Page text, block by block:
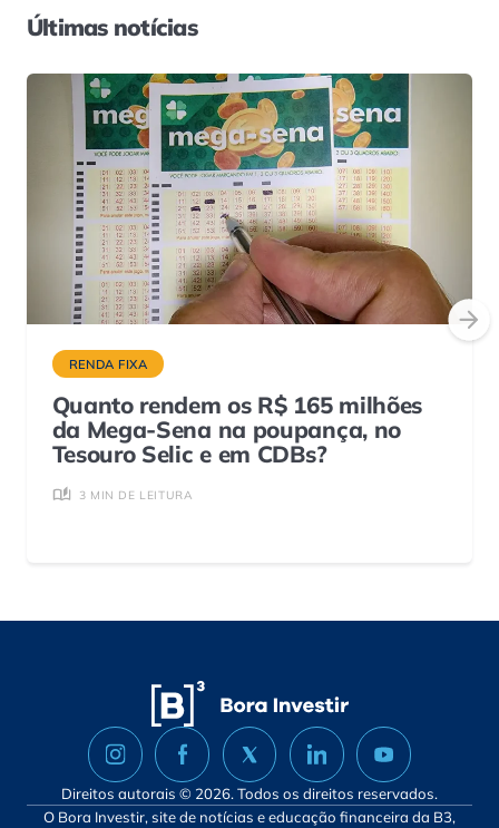
Últimas notícias
RENDA FIXA
Quanto rendem os R$ 165 milhões
da Mega-Sena na poupança, no
Tesouro Selic e em CDBs?
3 MIN DE LEITURA
Direitos autorais © 2026. Todos os direitos reservados.
O Bora Investir, site de notícias e educação financeira da B3,